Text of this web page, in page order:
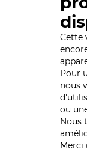
Cette
Pour
nous
ou
Nous
Merci